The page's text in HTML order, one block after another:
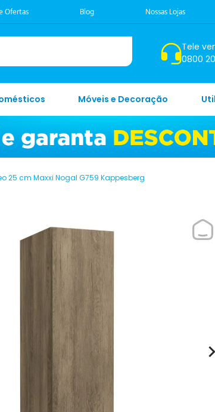
Ofertas Blog Nossas Lojas
Tele
0800
Móveis e Decoração
25 cm Maxxi Nogal G759 Kappesberg